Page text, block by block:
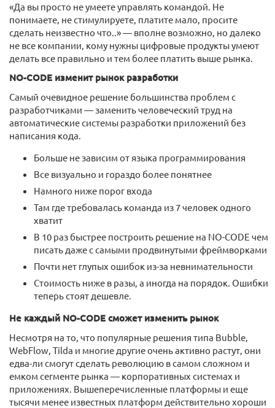
«Да вы просто не умеете управлять командой. Не
понимаете, не стимулируете, платите мало, просите
сделать неизвестно что..» — вполне возможно, но далеко
не все компании, кому нужны цифровые продукты умеют
делать все правильно и тем более платить выше рынка.
NO-CODE изменит рынок разработки
Самый очевидное решение большинства проблем с
разработчиками — заменить человеческий труд на
автоматические системы разработки приложений без
написания кода.
Больше не зависим от языка программирования
Все визуально и гораздо более понятнее
Намного ниже порог входа
Там где требовалась команда из 7 человек одного
хватит
В 10 раз быстрее построить решение на NO-CODE чем
писать даже с самыми продвинутыми фреймворками
Почти нет глупых ошибок из-за невнимательности
Стоимость ниже в разы, а иногда на порядок. Ошибки
теперь стоят дешевле.
Не каждый NO-CODE сможет изменить рынок
Несмотря на то, что популярные решения типа Bubble,
WebFlow, Tilda и многие другие очень активно растут, они
едва-ли смогут сделать революцию в самом сложном и
емком сегменте рынка — корпоративных системах и
приложениях. Вышеперечисленные платформы и еще
тысячи менее известных платформ действительно хороши